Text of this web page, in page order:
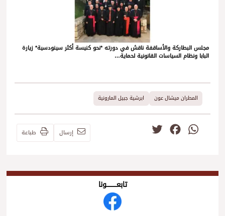
مجلس البطاركة والأساقفة ناقش في دورته *نحو كنيسة أكثر سينودسية* زيارة
البابا ونظام السياسات القانونية لحماية…
المطران ميشال عون ابرشية جبيل المارونية
WhatsApp
Facebook إرسال طباعة
تابعــــــــــونا